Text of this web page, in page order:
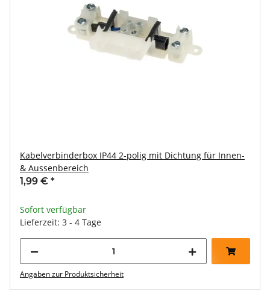
Kabelverbinderbox IP44 2-polig mit Dichtung für Innen-
& Aussenbereich
1,99 € *
Sofort verfügbar
Lieferzeit: 3 - 4 Tage
Angaben zur Produktsicherheit